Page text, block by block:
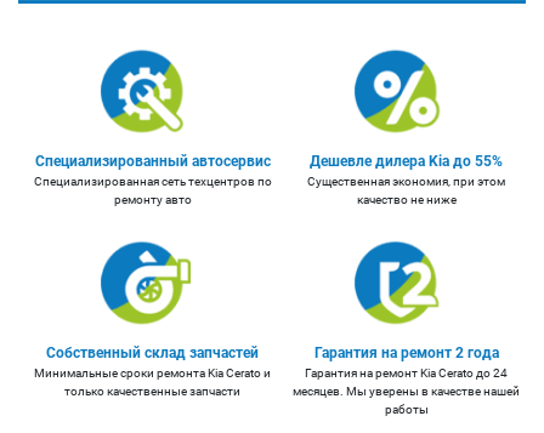
Специализированный автосервис
Специализированная сеть техцентров по
ремонту авто
Дешевле дилера Kia до 55%
Существенная экономия, при этом
качество не ниже
Собственный склад запчастей
Минимальные сроки ремонта Kia Cerato и
только качественные запчасти
Гарантия на ремонт 2 года
Гарантия на ремонт Kia Cerato до 24
месяцев. Мы уверены в качестве нашей
работы